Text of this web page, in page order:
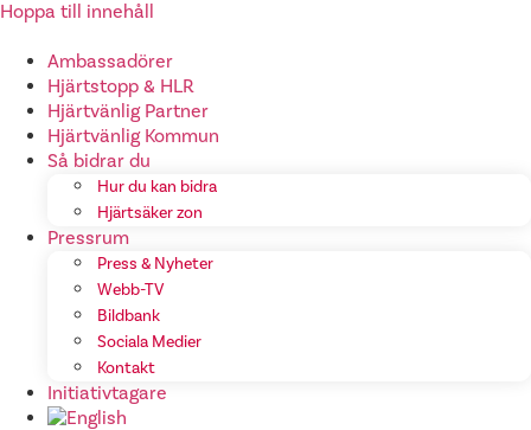
Hoppa till innehåll
Ambassadörer
Hjärtstopp & HLR
Hjärtvänlig Partner
Hjärtvänlig Kommun
Så bidrar du
Hur du kan bidra
Hjärtsäker zon
Pressrum
Press & Nyheter
Webb-TV
Bildbank
Sociala Medier
Kontakt
Initiativtagare